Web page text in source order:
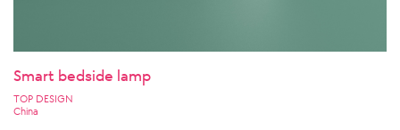
Smart bedside lamp
TOP DESIGN
China